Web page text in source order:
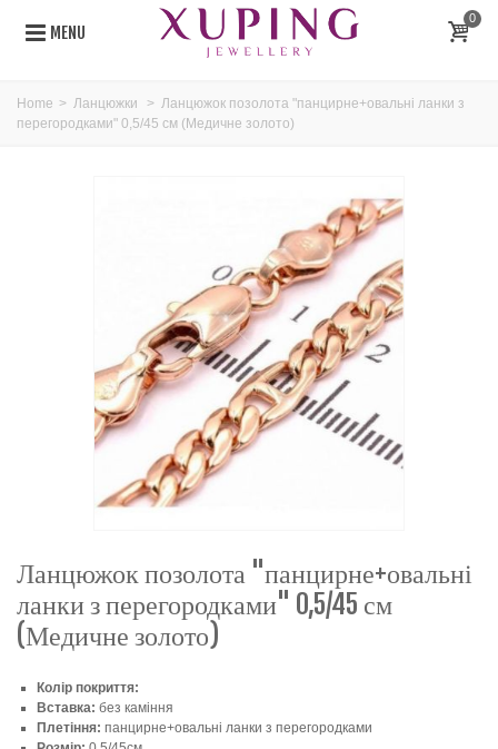
MENU
0
Home > Ланцюжки > Ланцюжок позолота "панцирне+овальні ланки з
перегородками" 0,5/45 см (Медичне золото)
Ланцюжок позолота "панцирне+овальні
ланки з перегородками" 0,5/45 см
(Медичне золото)
Колір покриття:
Вставка: без каміння
Плетіння: панцирне+овальні ланки з перегородками